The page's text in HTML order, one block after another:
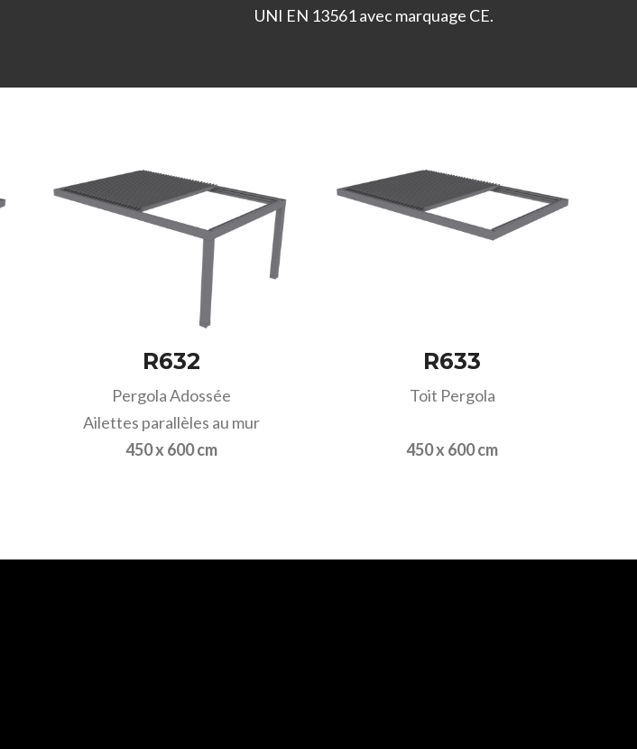
UNI EN 13561 avec marquage CE.
R632
Pergola Adossée
Ailettes parallèles au mur
450 x 600 cm
R633
Toit Pergola
450 x 600 cm